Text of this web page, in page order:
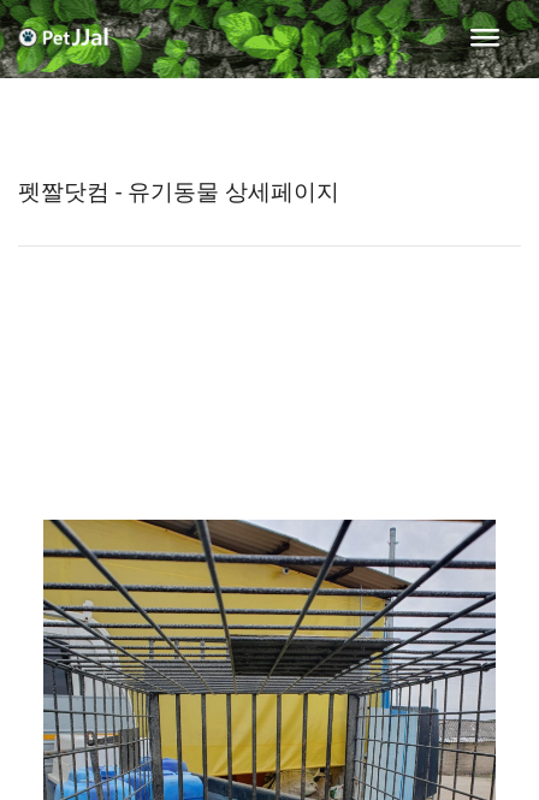
펫짤닷컴 - 유기동물 상세페이지